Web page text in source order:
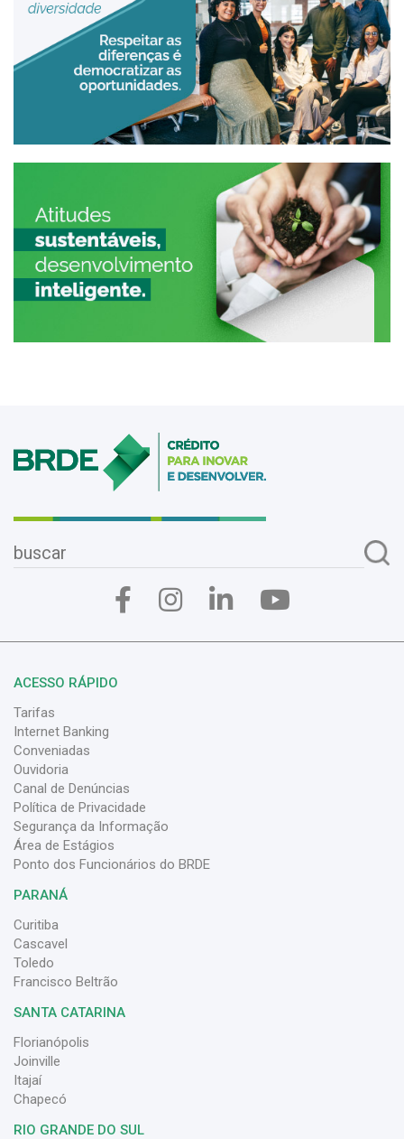
ACESSO RÁPIDO
Tarifas
Internet Banking
Conveniadas
Ouvidoria
Canal de Denúncias
Política de Privacidade
Segurança da Informação
Área de Estágios
Ponto dos Funcionários do BRDE
PARANÁ
Curitiba
Cascavel
Toledo
Francisco Beltrão
SANTA CATARINA
Florianópolis
Joinville
Itajaí
Chapecó
RIO GRANDE DO SUL